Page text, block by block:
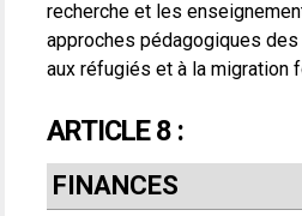
recherche et les
approches pédagogiques
aux réfugiés et à la migration
ARTICLE 8 :
FINANCES